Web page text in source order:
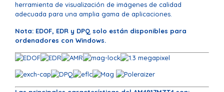
herramienta de visualización de imágenes de calidad
adecuada para una amplia gama de aplicaciones.
Nota: EDOF, EDR y DPQ solo están disponibles para
ordenadores con Windows.